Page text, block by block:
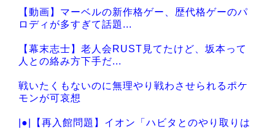
【動画】マーベルの新作格ゲー、歴代格ゲーのパ
ロディが多すぎて話題...
【幕末志士】老人会RUST見てたけど、坂本って
人との絡み方下手だ...
戦いたくもないのに無理やり戦わさせられるポケ
モンが可哀想
|●|【再入館問題】イオン「ハビタとのやり取りは